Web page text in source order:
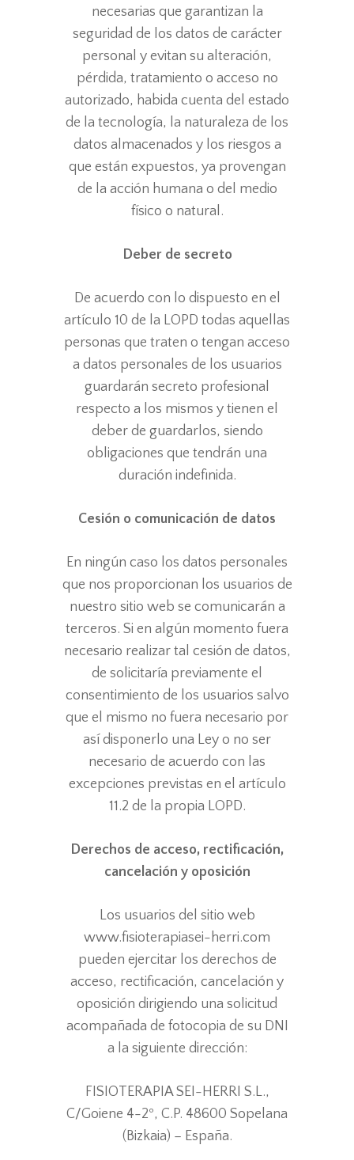
necesarias que garantizan la
seguridad de los datos de carácter
personal y evitan su alteración,
pérdida, tratamiento o acceso no
autorizado, habida cuenta del estado
de la tecnología, la naturaleza de los
datos almacenados y los riesgos a
que están expuestos, ya provengan
de la acción humana o del medio
físico o natural.
Deber de secreto
De acuerdo con lo dispuesto en el
artículo 10 de la LOPD todas aquellas
personas que traten o tengan acceso
a datos personales de los usuarios
guardarán secreto profesional
respecto a los mismos y tienen el
deber de guardarlos, siendo
obligaciones que tendrán una
duración indefinida.
Cesión o comunicación de datos
En ningún caso los datos personales
que nos proporcionan los usuarios de
nuestro sitio web se comunicarán a
terceros. Si en algún momento fuera
necesario realizar tal cesión de datos,
de solicitaría previamente el
consentimiento de los usuarios salvo
que el mismo no fuera necesario por
así disponerlo una Ley o no ser
necesario de acuerdo con las
excepciones previstas en el artículo
11.2 de la propia LOPD.
Derechos de acceso, rectificación,
cancelación y oposición
Los usuarios del sitio web
www.fisioterapiasei-herri.com
pueden ejercitar los derechos de
acceso, rectificación, cancelación y
oposición dirigiendo una solicitud
acompañada de fotocopia de su DNI
a la siguiente dirección:
FISIOTERAPIA SEI-HERRI S.L.,
C/Goiene 4-2º, C.P. 48600 Sopelana
(Bizkaia) – España.